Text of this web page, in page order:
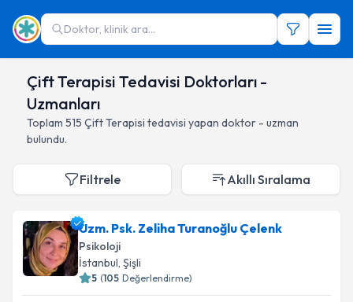
Doktor, klinik ara...
Çift Terapisi Tedavisi Doktorları -
Uzmanları
Toplam 515 Çift Terapisi tedavisi yapan doktor - uzman
bulundu.
Filtrele Akıllı Sıralama
Uzm. Psk. Zeliha Turanoğlu Çelenk
Psikoloji
İstanbul, Şişli
5 (105 Değerlendirme)